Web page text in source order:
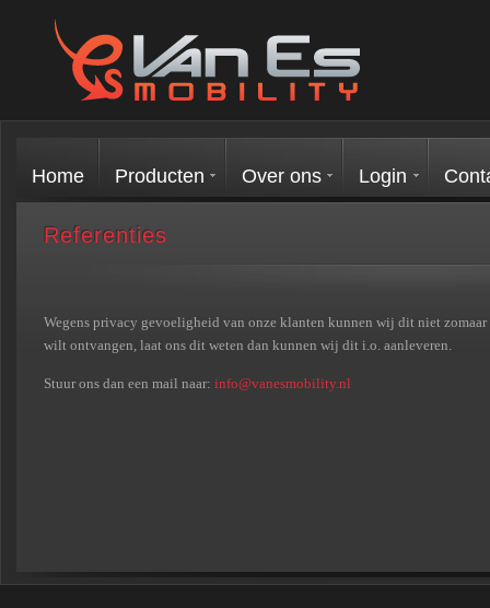
Home Producten Over ons Login
Referenties
Wegens privacy gevoeligheid van onze klanten kunnen wij dit niet
wilt ontvangen, laat ons dit weten dan kunnen wij dit i.o. aanleveren.
Stuur ons dan een mail naar: info@vanesmobility.nl